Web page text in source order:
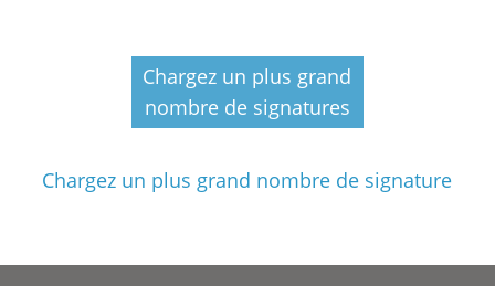
Chargez un plus grand
nombre de signatures
Chargez un plus grand nombre de signature